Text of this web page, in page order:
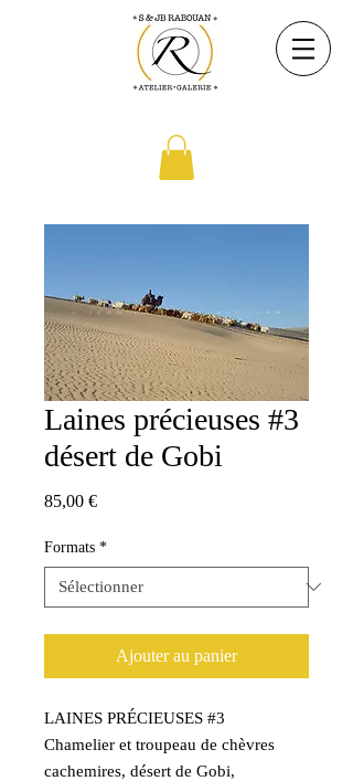
Laines précieuses #3
désert de Gobi
85,00 €Prix
Formats *
Ajouter au panier
LAINES PRÉCIEUSES #3
Chamelier et troupeau de chèvres
cachemires, désert de Gobi,